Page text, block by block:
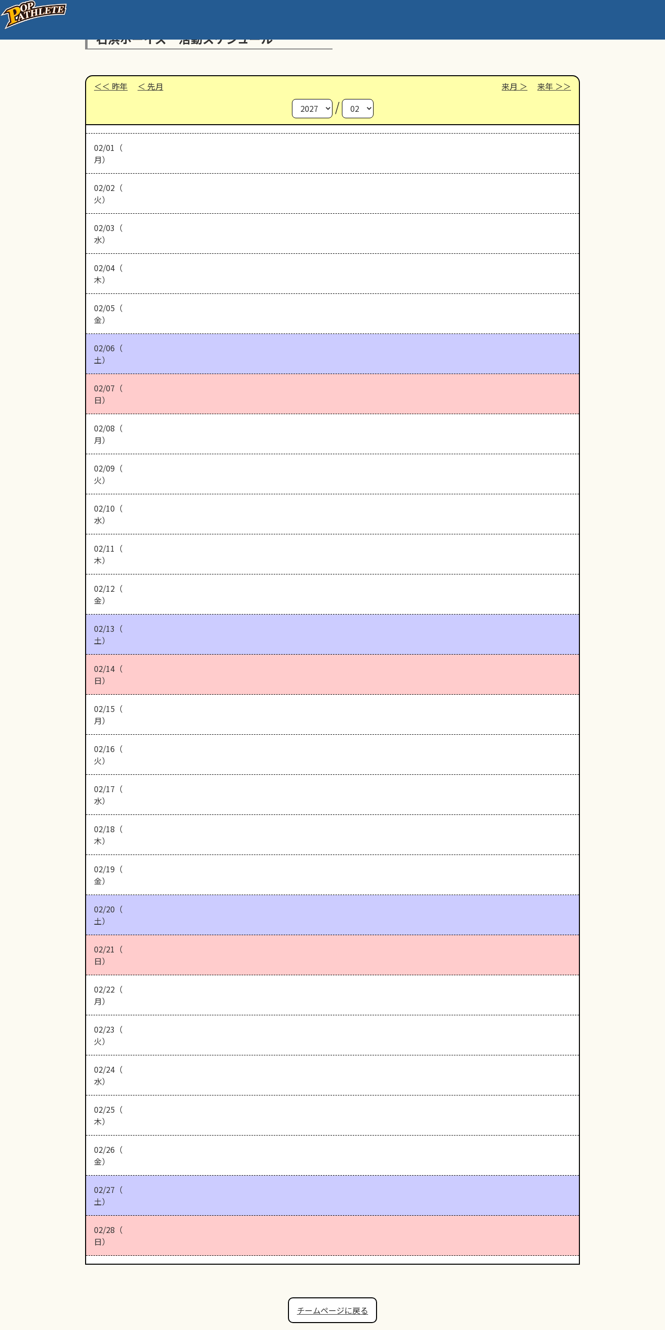
石浜ボーイズ 活動スケジュール
昨年 先月 来月 来年
/
02/01（
月）
02/02（
火）
02/03（
水）
02/04（
木）
02/05（
金）
02/06（
土）
02/07（
日）
02/08（
月）
02/09（
火）
02/10（
水）
02/11（
木）
02/12（
金）
02/13（
土）
02/14（
日）
02/15（
月）
02/16（
火）
02/17（
水）
02/18（
木）
02/19（
金）
02/20（
土）
02/21（
日）
02/22（
月）
02/23（
火）
02/24（
水）
02/25（
木）
02/26（
金）
02/27（
土）
02/28（
日）
チームページに戻る